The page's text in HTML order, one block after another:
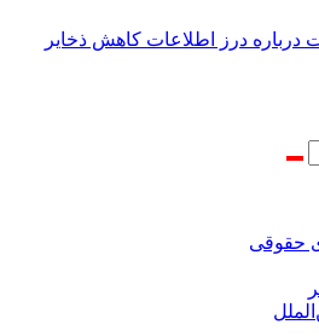
درباره درز اطلاعات کاهش ذخایر
حقوقی